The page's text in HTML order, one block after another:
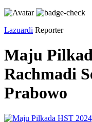
Lazuardi Reporter
Maju
Rachmadi
Prabowo